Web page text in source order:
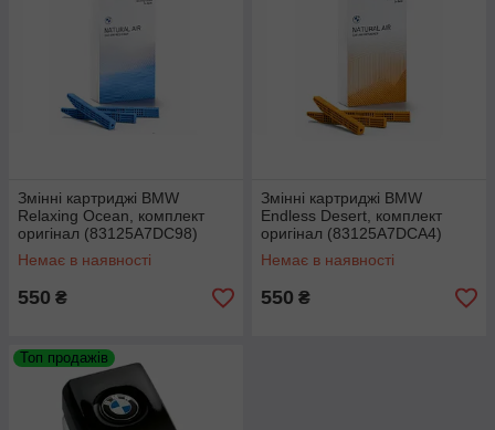
Змінні картриджі BMW
Relaxing Ocean, комплект
оригінал (83125A7DC98)
Немає в наявності
550 ₴
Змінні картриджі BMW
Endless Desert, комплект
оригінал (83125A7DCA4)
Немає в наявності
550 ₴
Топ продажів